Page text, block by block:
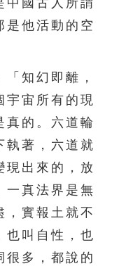
239 240
259 260
264 265
269 270
274 275
284 285
中國古人所謂
是他活動的空
知幻即離，
宇宙所有的現
真的。六道輪
執著，六道就
現出來的，放
一真法界是無
，實報土就不
也叫自性，也
很多，都說的